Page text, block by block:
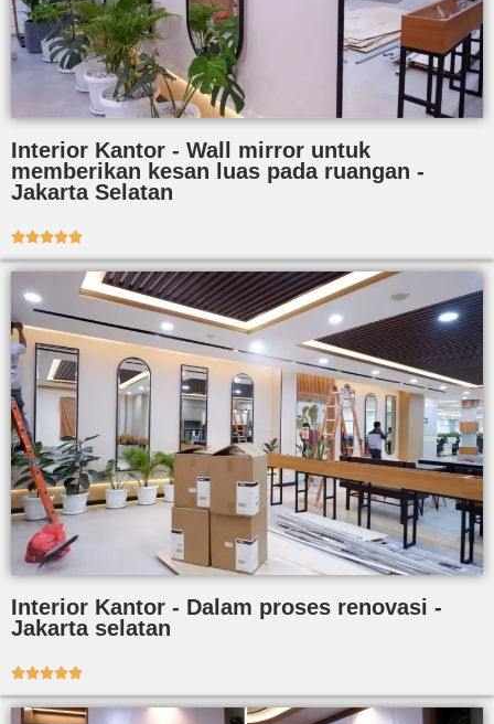
Interior Kantor - Wall mirror untuk
memberikan kesan luas pada ruangan -
Jakarta Selatan

Interior Kantor - Dalam proses renovasi -
Jakarta selatan
